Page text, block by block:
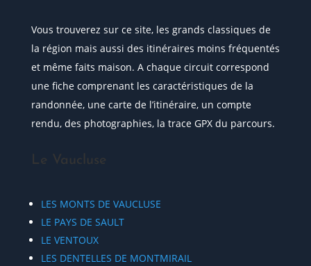
Vous trouverez sur ce site, les grands classiques de
la région mais aussi des itinéraires moins fréquentés
et même faits maison. A chaque circuit correspond
une fiche comprenant les caractéristiques de la
randonnée, une carte de l’itinéraire, un compte
rendu, des photographies, la trace GPX du parcours.
Le Vaucluse
LES MONTS DE VAUCLUSE
LE PAYS DE SAULT
LE VENTOUX
LES DENTELLES DE MONTMIRAIL